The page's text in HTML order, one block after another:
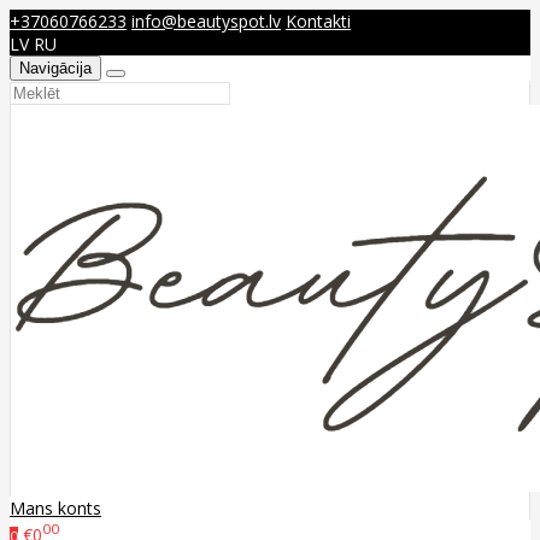
+37060766233 info@beautyspot.lv Kontakti
LV RU
Navigācija
Mans konts
0 €000